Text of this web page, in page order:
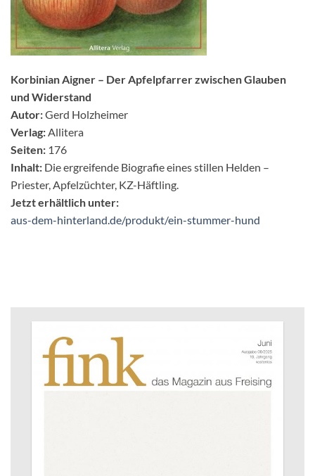
Korbinian Aigner – Der Apfelpfarrer zwischen Glauben
und Widerstand
Autor:Gerd Holzheimer
Verlag:Allitera
Seiten: 176
Inhalt: Die ergreifende Biografie eines stillen Helden –
Priester, Apfelzüchter, KZ-Häftling.
Jetzt erhältlich unter:
aus-dem-hinterland.de/produkt/ein-stummer-hund